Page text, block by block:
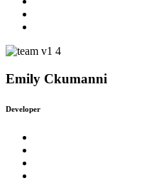
Emily Ckumanni
Developer